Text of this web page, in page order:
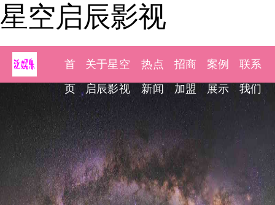
星空启辰影视
首
页
关于星空
启辰影视
热点
新闻
招商
加盟
案例
展示
联系
我们